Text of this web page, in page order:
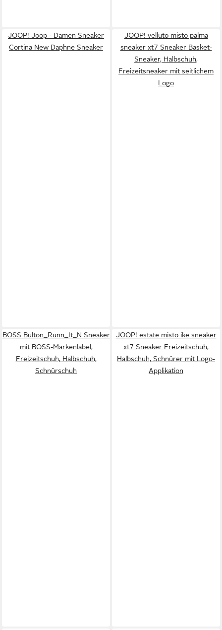
JOOP! Joop - Damen Sneaker
Cortina New Daphne Sneaker
JOOP! velluto misto palma
sneaker xt7 Sneaker Basket-
Sneaker, Halbschuh,
Freizeitsneaker mit seitlichem
Logo
BOSS Bulton_Runn_It_N Sneaker
mit BOSS-Markenlabel,
Freizeitschuh, Halbschuh,
Schnürschuh
JOOP! estate misto ike sneaker
xt7 Sneaker Freizeitschuh,
Halbschuh, Schnürer mit Logo-
Applikation